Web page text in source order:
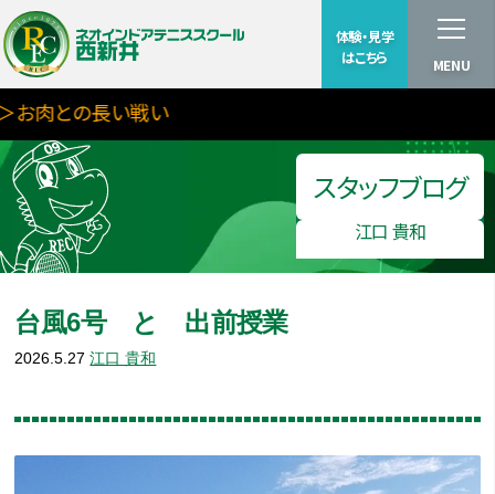
体験・見学
はこちら
MENU
肉との長い戦い
スタッフブログ
江口 貴和
台風6号 と 出前授業
2026.5.27 江口 貴和